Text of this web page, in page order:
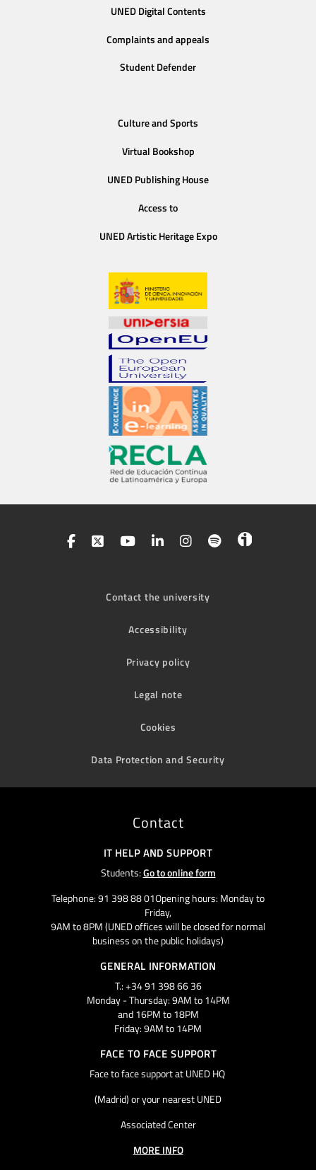
UNED Digital Contents
Complaints and appeals
Student Defender
Culture and Sports
Virtual Bookshop
UNED Publishing House
Access to
UNED Artistic Heritage Expo
Contact the university
Accessibility
Privacy policy
Legal note
Cookies
Data Protection and Security
Contact
IT HELP AND SUPPORT
Students:Go to online form
Telephone: 91 398 88 01Opening hours: Monday to
Friday,
9AM to 8PM (UNED offices will be closed for normal
business on the public holidays)
GENERAL INFORMATION
T.: +34 91 398 66 36
Monday - Thursday: 9AM to 14PM
and 16PM to 18PM
Friday: 9AM to 14PM
FACE TO FACE SUPPORT
Face to face support at UNED HQ
(Madrid) or your nearest UNED
Associated Center
MORE INFO